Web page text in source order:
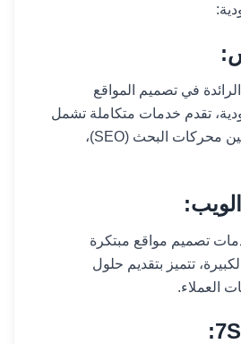
في تصميم المواقع
تقدم خدمات متكاملة تشمل
تصميم المواقع، تحسين محركات البحث (SEO)،
تصميم مواقع مبتكرة
تتميز بتقديم حلول
العملاء.